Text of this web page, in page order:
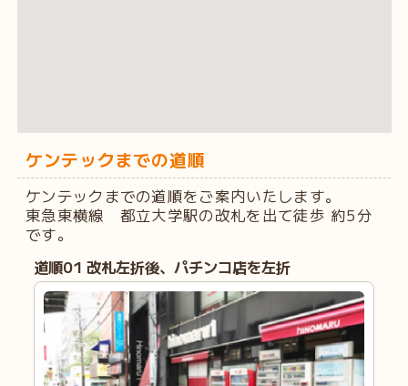
ケンテックまでの道順
ケンテックまでの道順をご案内いたします。
東急東横線 都立大学駅の改札を出て徒歩 約5分
です。
道順01改札左折後、パチンコ店を左折